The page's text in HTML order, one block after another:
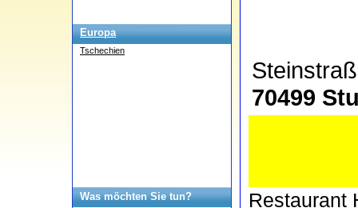
Europa
Tschechien
Was möchten Sie tun?
70499
Restaurant